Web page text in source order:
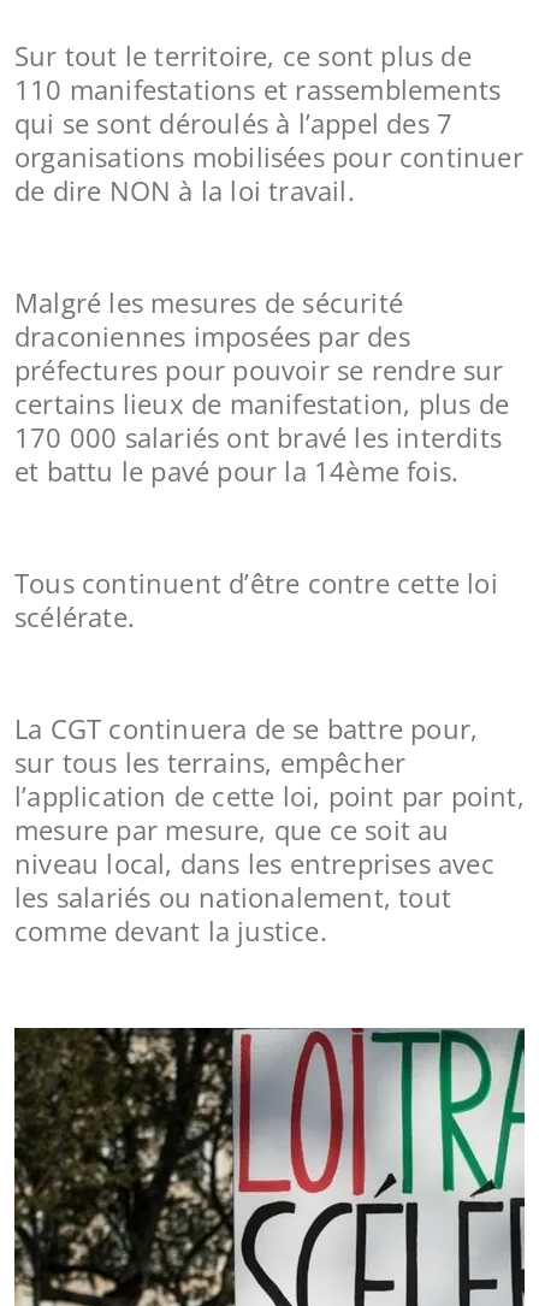
Sur tout le territoire, ce sont plus de
110 manifestations et rassemblements
qui se sont déroulés à l’appel des 7
organisations mobilisées pour continuer
de dire NON à la loi travail.
Malgré les mesures de sécurité
draconiennes imposées par des
préfectures pour pouvoir se rendre sur
certains lieux de manifestation, plus de
170 000 salariés ont bravé les interdits
et battu le pavé pour la 14ème fois.
Tous continuent d’être contre cette loi
scélérate.
La CGT continuera de se battre pour,
sur tous les terrains, empêcher
l’application de cette loi, point par point,
mesure par mesure, que ce soit au
niveau local, dans les entreprises avec
les salariés ou nationalement, tout
comme devant la justice.